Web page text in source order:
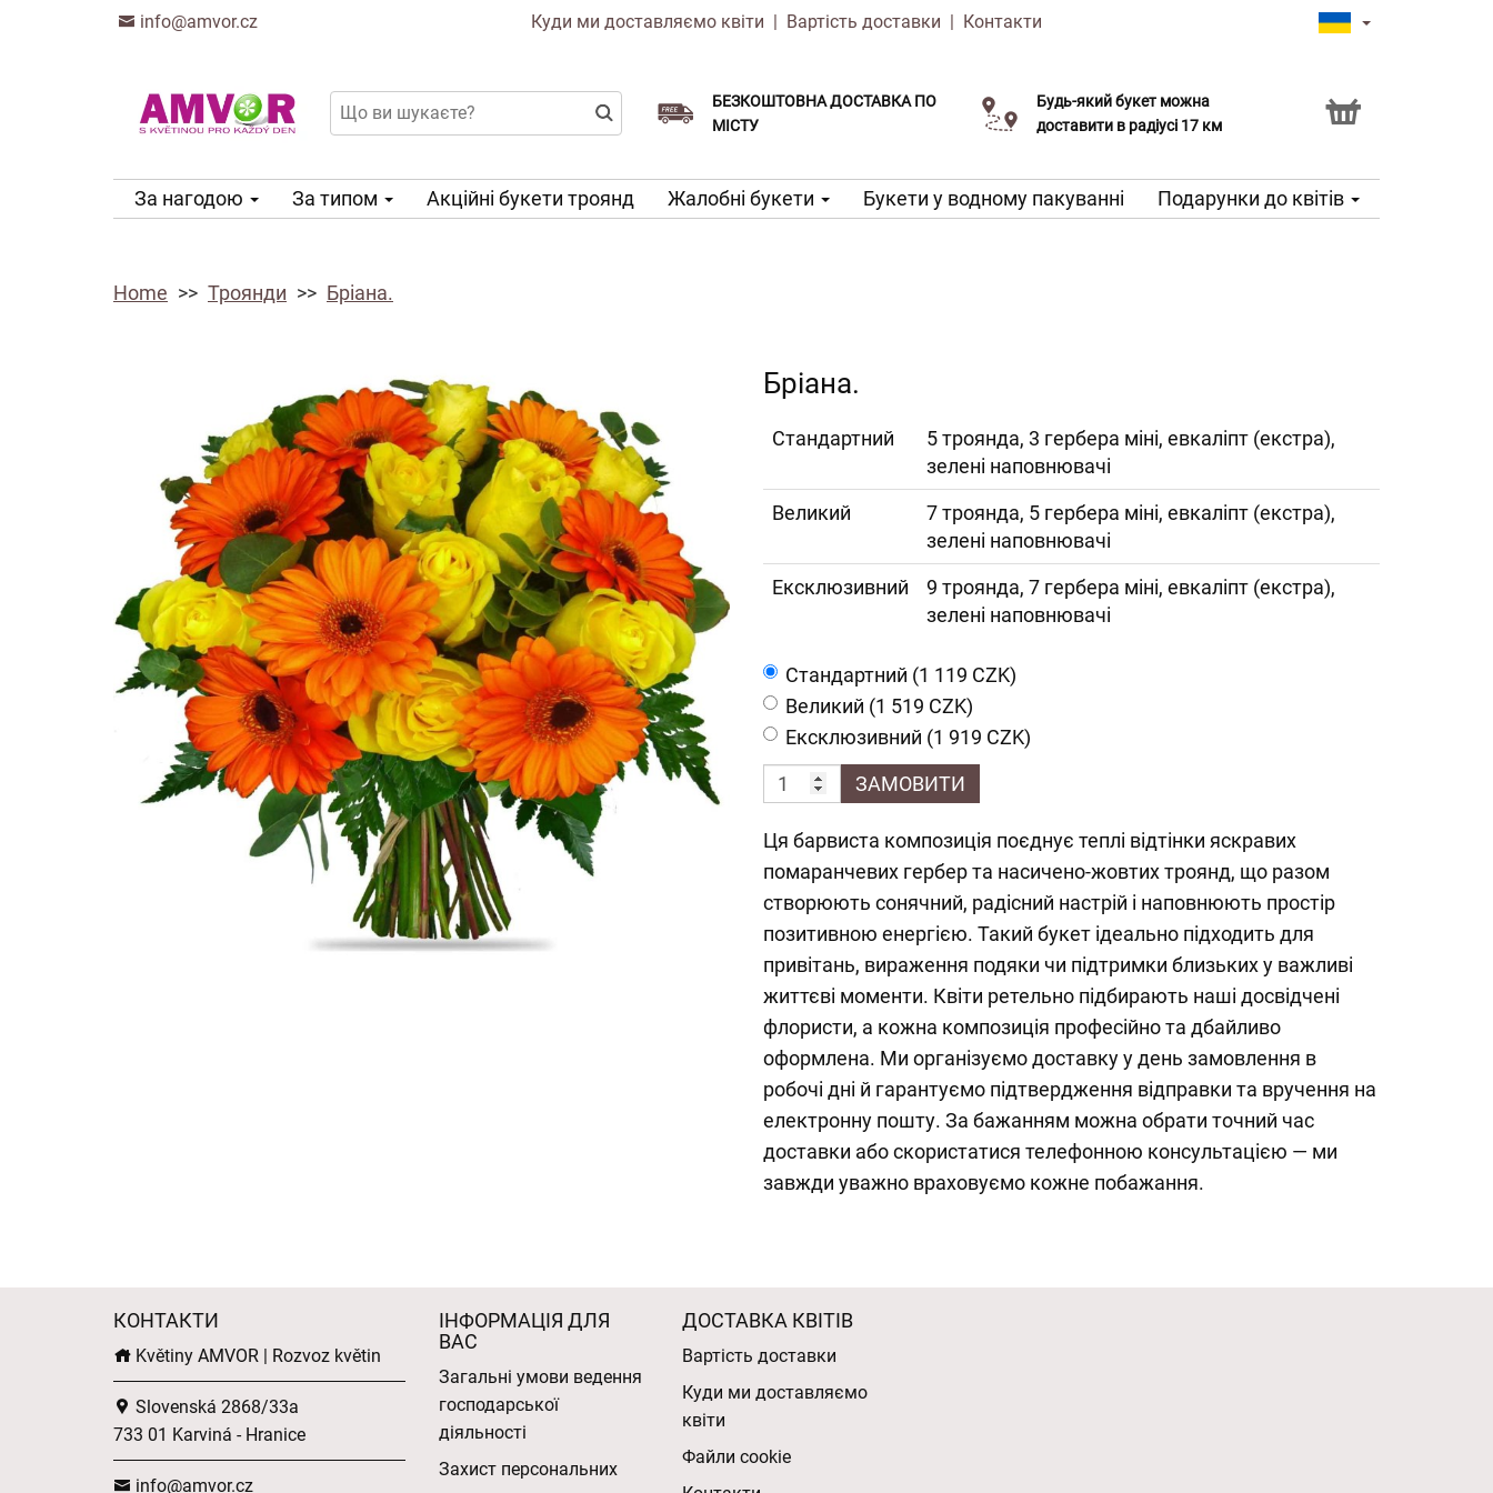
info@amvor.cz Куди ми доставляємо квіти | Вартість доставки | Контакти
БЕЗКОШТОВНА ДОСТАВКА ПО
МІСТУ
Доставка в той же день доступна
Виберіть дату доставки
Будь-який букет можна
доставити в радіусі 17 км
Послуга Click & Collect
За нагодою За типом Акційні букети троянд Жалобні букети Букети у водному пакуванні Подарунки до квітів
Home Троянди Бріана.
Бріана.
Cтандартний
5 троянда, 3 гербера міні, евкаліпт (екстра),
зелені наповнювачі
Великий
7 троянда, 5 гербера міні, евкаліпт (екстра),
зелені наповнювачі
Ексклюзивний
9 троянда, 7 гербера міні, евкаліпт (екстра),
зелені наповнювачі
Cтандартний (1 119 CZK)
Великий (1 519 CZK)
Ексклюзивний (1 919 CZK)
ЗАМОВИТИ
Ця барвиста композиція поєднує теплі відтінки яскравих
помаранчевих гербер та насичено-жовтих троянд, що разом
створюють сонячний, радісний настрій і наповнюють простір
позитивною енергією. Такий букет ідеально підходить для
привітань, вираження подяки чи підтримки близьких у важливі
життєві моменти. Квіти ретельно підбирають наші досвідчені
флористи, а кожна композиція професійно та дбайливо
оформлена. Ми організуємо доставку у день замовлення в
робочі дні й гарантуємо підтвердження відправки та вручення на
електронну пошту. За бажанням можна обрати точний час
доставки або скористатися телефонною консультацією — ми
завжди уважно враховуємо кожне побажання.
КОНТАКТИ
Květiny AMVOR | Rozvoz květin
Slovenská 2868/33a
733 01 Karviná - Hranice
info@amvor.cz
ІНФОРМАЦІЯ ДЛЯ
ВАС
Загальні умови ведення
господарської
діяльності
Захист персональних
ДОСТАВКА КВІТІВ
Вартість доставки
Куди ми доставляємо
квіти
Файли cookie